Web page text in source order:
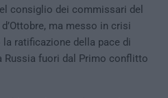
consiglio dei commissari del
ma messo in crisi
ratificazione della pace di
Russia fuori dal Primo conflitto